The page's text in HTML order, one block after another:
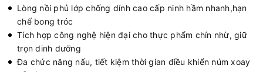
Lòng nồi phủ lớp chống dính cao cấp ninh hầm nhanh,hạn
chế bong tróc
Tích hợp công nghệ hiện đại cho thực phẩm chín nhừ, giữ
trọn dinh dưỡng
Đa chức năng nấu, tiết kiệm thời gian điều khiển núm xoay